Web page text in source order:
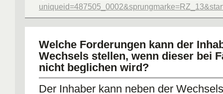
Welche Forderungen kann der
Wechsels stellen, wenn dieser bei
nicht beglichen wird?
Der Inhaber kann neben der